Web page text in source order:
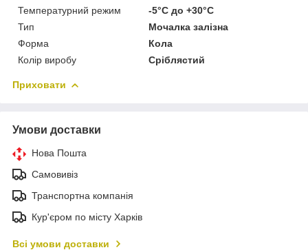
Температурний режим
-5°С до +30°С
Тип
Мочалка залізна
Форма
Кола
Колір виробу
Сріблястий
Приховати
Умови доставки
Нова Пошта
Самовивіз
Транспортна компанія
Кур'єром по місту Харків
Всі умови доставки